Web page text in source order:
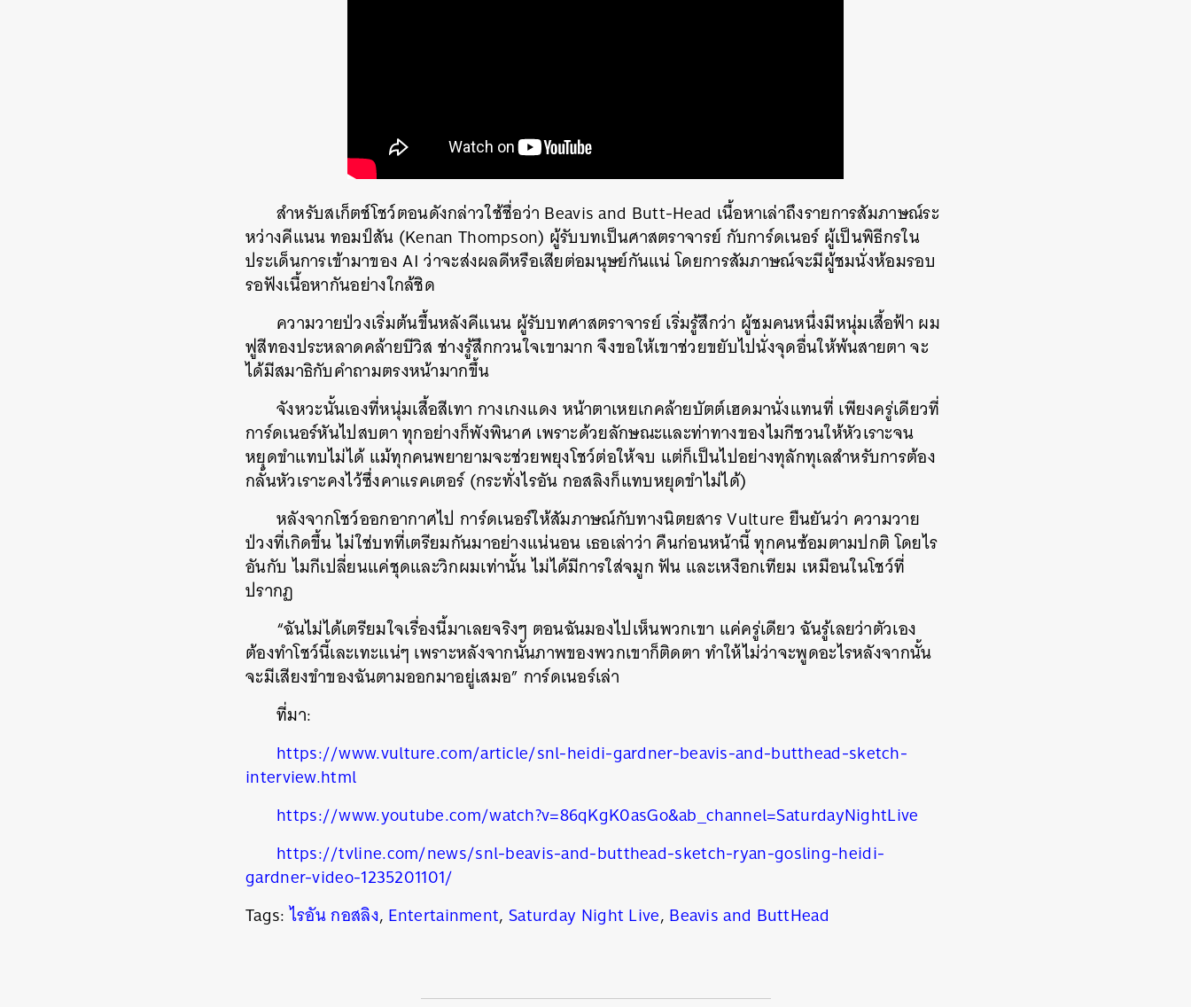
สำหรับสเก็ตช์โชว์ตอนดังกล่าวใช้ชื่อว่า Beavis and Butt-Head เนื้อหาเล่าถึงรายการสัมภาษณ์ระ
หว่างคีแนน ทอมป์สัน (Kenan Thompson) ผู้รับบทเป็นศาสตราจารย์ กับการ์ดเนอร์ ผู้เป็นพิธีกรใน
ประเด็นการเข้ามาของ AI ว่าจะส่งผลดีหรือเสียต่อมนุษย์กันแน่ โดยการสัมภาษณ์จะมีผู้ชมนั่งห้อมรอบ
รอฟังเนื้อหากันอย่างใกล้ชิด
ความวายป่วงเริ่มต้นขึ้นหลังคีแนน ผู้รับบทศาสตราจารย์ เริ่มรู้สึกว่า ผู้ชมคนหนึ่งมีหนุ่มเสื้อฟ้า ผม
ฟูสีทองประหลาดคล้ายบีวิส ช่างรู้สึกกวนใจเขามาก จึงขอให้เขาช่วยขยับไปนั่งจุดอื่นให้พ้นสายตา จะ
ได้มีสมาธิกับคำถามตรงหน้ามากขึ้น
จังหวะนั้นเองที่หนุ่มเสื้อสีเทา กางเกงแดง หน้าตาเหยเกคล้ายบัตต์เฮดมานั่งแทนที่ เพียงครู่เดียวที่
การ์ดเนอร์หันไปสบตา ทุกอย่างก็พังพินาศ เพราะด้วยลักษณะและท่าทางของไมกีชวนให้หัวเราะจน
หยุดขำแทบไม่ได้ แม้ทุกคนพยายามจะช่วยพยุงโชว์ต่อให้จบ แต่ก็เป็นไปอย่างทุลักทุเลสำหรับการต้อง
กลั้นหัวเราะคงไว้ซึ่งคาแรคเตอร์(กระทั่งไรอัน กอสลิงก็แทบหยุดขำไม่ได้)
หลังจากโชว์ออกอากาศไป การ์ดเนอร์ให้สัมภาษณ์กับทางนิตยสาร Vulture ยืนยันว่า ความวาย
ป่วงที่เกิดขึ้น ไม่ใช่บทที่เตรียมกันมาอย่างแน่นอน เธอเล่าว่า คืนก่อนหน้านี้ ทุกคนซ้อมตามปกติ โดยไร
อันกับ ไมกีเปลี่ยนแค่ชุดและวิกผมเท่านั้น ไม่ได้มีการใส่จมูก ฟัน และเหงือกเทียม เหมือนในโชว์ที่
ปรากฏ
“ฉันไม่ได้เตรียมใจเรื่องนี้มาเลยจริงๆ ตอนฉันมองไปเห็นพวกเขา แค่ครู่เดียว ฉันรู้เลยว่าตัวเอง
ต้องทำโชว์นี้เละเทะแน่ๆ เพราะหลังจากนั้นภาพของพวกเขาก็ติดตา ทำให้ไม่ว่าจะพูดอะไรหลังจากนั้น
จะมีเสียงขำของฉันตามออกมาอยู่เสมอ” การ์ดเนอร์เล่า
ที่มา:
https://www.vulture.com/article/snl-heidi-gardner-beavis-and-butthead-sketch-
interview.html
https://www.youtube.com/watch?v=86qKgK0asGo&ab_channel=SaturdayNightLive
https://tvline.com/news/snl-beavis-and-butthead-sketch-ryan-gosling-heidi-
gardner-video-1235201101/
Tags:ไรอัน กอสลิง, Entertainment, Saturday Night Live, Beavis and ButtHead
ค้นหา
SHARE TWEET LINE EMAIL